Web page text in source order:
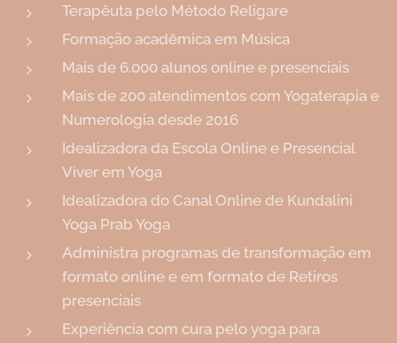
Terapêuta pelo Método Religare
Formação acadêmica em Música
Mais de 6.000 alunos online e presenciais
Mais de 200 atendimentos com Yogaterapia e
Numerologia desde 2016
Idealizadora da Escola Online e Presencial
Viver em Yoga
Idealizadora do Canal Online de Kundalini
Yoga Prab Yoga
Administra programas de transformação em
formato online e em formato de Retiros
presenciais
Experiência com cura pelo yoga para